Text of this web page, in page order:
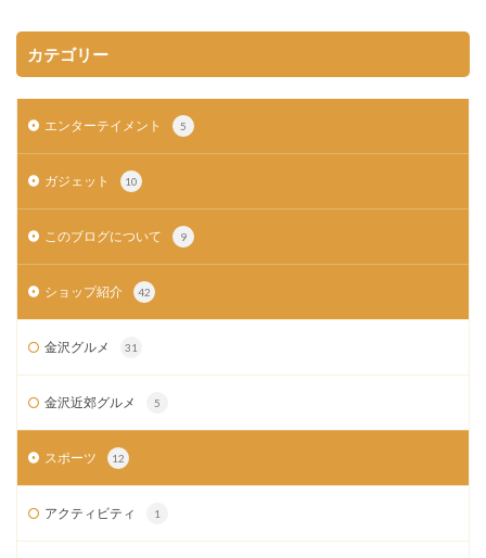
カテゴリー
エンターテイメント 5
ガジェット 10
このブログについて 9
ショップ紹介 42
金沢グルメ 31
金沢近郊グルメ 5
スポーツ 12
アクティビティ 1